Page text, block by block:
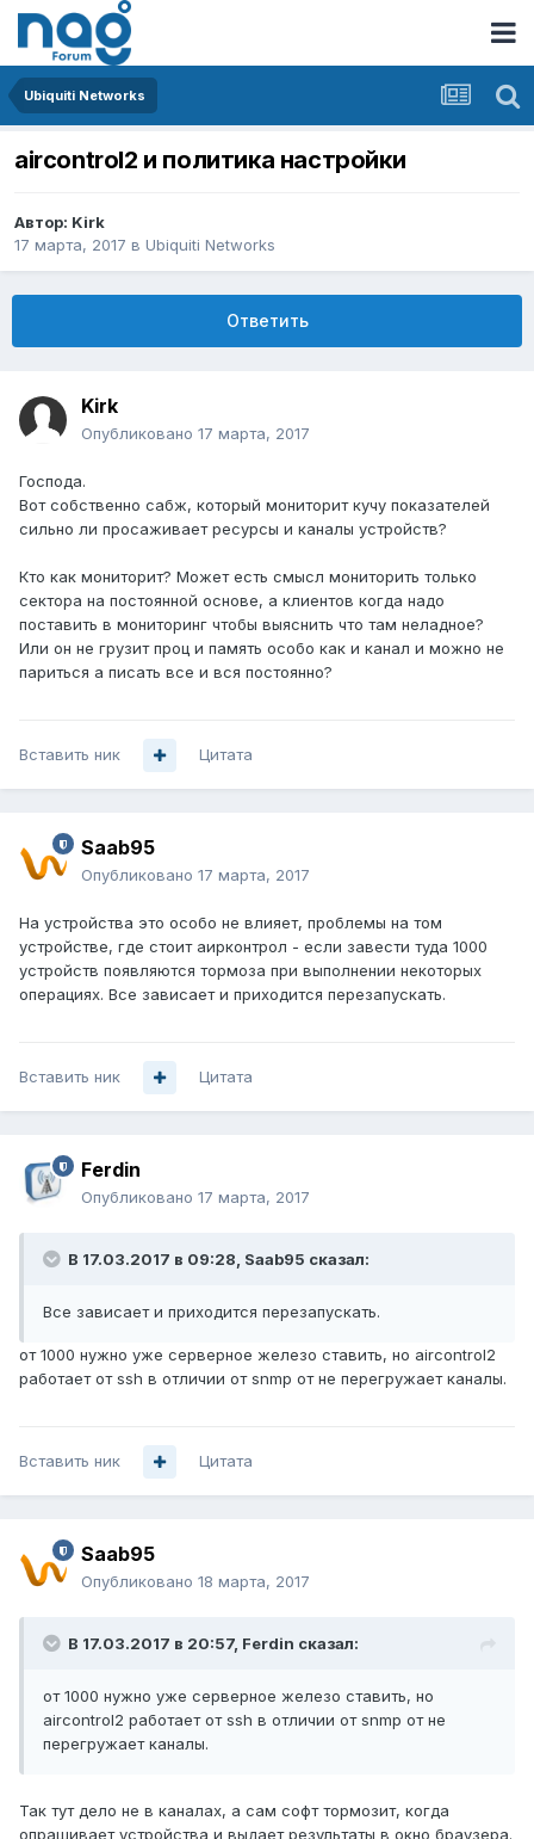
Ubiquiti Networks
aircontrol2 и политика настройки
Автор: Kirk
17 марта, 2017 в Ubiquiti Networks
Ответить
Kirk
Опубликовано 17 марта, 2017
Господа.
Вот собственно сабж, который мониторит кучу показателей
сильно ли просаживает ресурсы и каналы устройств?
Кто как мониторит? Может есть смысл мониторить только
сектора на постоянной основе, а клиентов когда надо
поставить в мониторинг чтобы выяснить что там неладное?
Или он не грузит проц и память особо как и канал и можно не
париться а писать все и вся постоянно?
Вставить ник Цитата
Saab95
Опубликовано 17 марта, 2017
На устройства это особо не влияет, проблемы на том
устройстве, где стоит аирконтрол - если завести туда 1000
устройств появляются тормоза при выполнении некоторых
операциях. Все зависает и приходится перезапускать.
Вставить ник Цитата
Ferdin
Опубликовано 17 марта, 2017
В 17.03.2017 в 09:28, Saab95 сказал:
Все зависает и приходится перезапускать.
от 1000 нужно уже серверное железо ставить, но aircontrol2
работает от ssh в отличии от snmp от не перегружает каналы.
Вставить ник Цитата
Saab95
Опубликовано 18 марта, 2017
В 17.03.2017 в 20:57, Ferdin сказал:
от 1000 нужно уже серверное железо ставить, но
aircontrol2 работает от ssh в отличии от snmp от не
перегружает каналы.
Так тут дело не в каналах, а сам софт тормозит, когда
опрашивает устройства и выдает результаты в окно браузера.